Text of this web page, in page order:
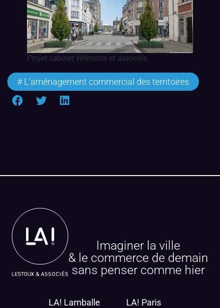
Projet cabinet Wilmotte et associés
# L’aménagement commercial des territoires
Imaginer la ville
& le commerce de demain
sans penser comme hier
LA! Lamballe
LA! Paris